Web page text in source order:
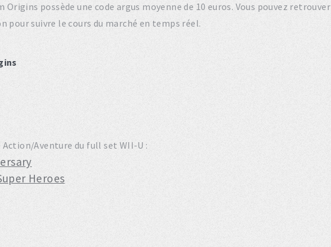
Origins possède une code argus moyenne de 10 euros. Vous pouvez retrouver
pour suivre le cours du marché en temps réel.
Aventure du full set WII-U :
Heroes